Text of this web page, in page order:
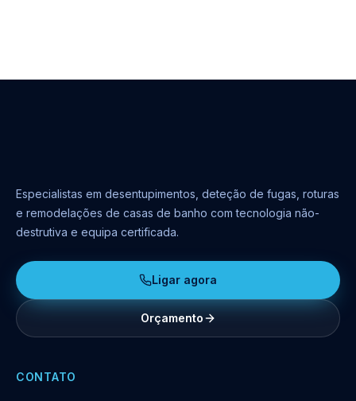
Especialistas em desentupimentos, deteção de fugas, roturas
e remodelações de casas de banho com tecnologia não-
destrutiva e equipa certificada.
Ligar agora
Orçamento
CONTATO